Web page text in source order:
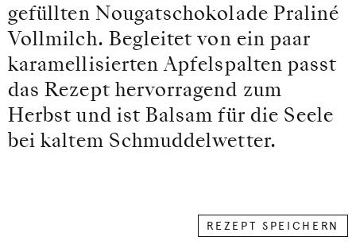
gefüllten Nougatschokolade Praliné
Vollmilch. Begleitet von ein paar
karamellisierten Apfelspalten passt
das Rezept hervorragend zum
Herbst und ist Balsam für die Seele
bei kaltem Schmuddelwetter.
REZEPT SPEICHERN